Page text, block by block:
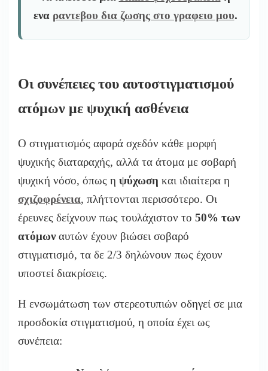
ενα ραντεβου δια ζωσης στο γραφειο μου.
Οι συνέπειες του αυτοστιγματισμού
ατόμων με ψυχική ασθένεια
Ο στιγματισμός αφορά σχεδόν κάθε μορφή
ψυχικής διαταραχής, αλλά τα άτομα με σοβαρή
ψυχική νόσο, όπως η ψύχωση και ιδιαίτερα η
σχιζοφρένεια, πλήττονται περισσότερο. Οι
έρευνες δείχνουν πως τουλάχιστον το 50% των
ατόμωναυτών έχουν βιώσει σοβαρό
στιγματισμό, τα δε 2/3 δηλώνουν πως έχουν
υποστεί διακρίσεις.
Η ενσωμάτωση των στερεοτυπιών οδηγεί σε μια
προσδοκία στιγματισμού, η οποία έχει ως
συνέπεια: